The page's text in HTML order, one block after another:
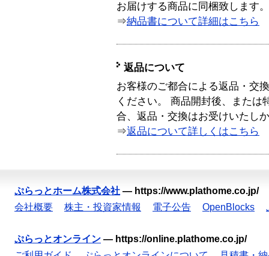
お届けする商品に同梱致します。
⇒納品書について詳細はこちら
返品について
お客様のご都合による返品・交
ください。 商品開封後、または
合、返品・交換はお受けいたし
⇒返品について詳しくはこちら
ぷらっとホーム株式会社 — https://www.plathome.co.jp/
会社概要
株主・投資家情報 電子公告 OpenBlocks
ぷらっとオンライン — https://online.plathome.co.jp/